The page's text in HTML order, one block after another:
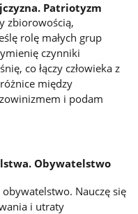
Patriotyzm
zbiorowością,
rolę małych grup
czynniki
co łączy człowieka z
między
i podam
Obywatelstwo
Nauczę się
i utraty